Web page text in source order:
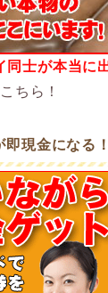
同士が本当に
ちら！
現金になる！